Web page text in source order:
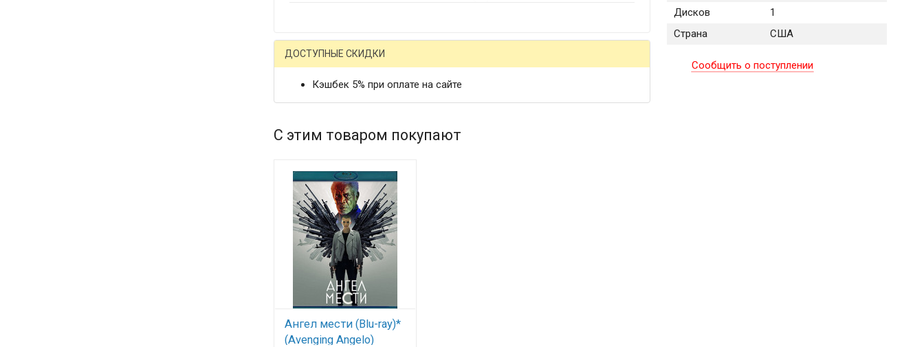
Дисков
1
Страна
США
Сообщить о поступлении
ДОСТУПНЫЕ СКИДКИ
Кэшбек 5% при оплате на сайте
С этим товаром покупают
Ангел мести (Blu-ray)*
(Avenging Angelo)